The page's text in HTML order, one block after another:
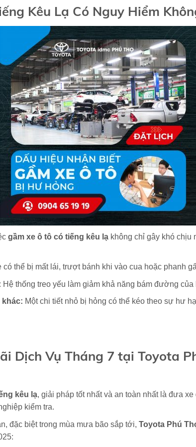
Kêu Lạ Có Nguy Hiểm
gầm xe ô tô có tiếng kêu lạkhông chỉ gây khó chịu
có thể bị mất lái, trượt bánh khi vào cua hoặc phanh
Hệ thống treo yếu làm giảm khả năng bám đường của
khác: Một chi tiết nhỏ bị hỏng có thể kéo theo sự hư
Dịch Vụ Tháng 7 tại Toyota
kêu lạ, giải pháp tốt nhất và an toàn nhất là đưa
kiểm tra.
đặc biệt trong mùa mưa bão sắp tới, Toyota Phú